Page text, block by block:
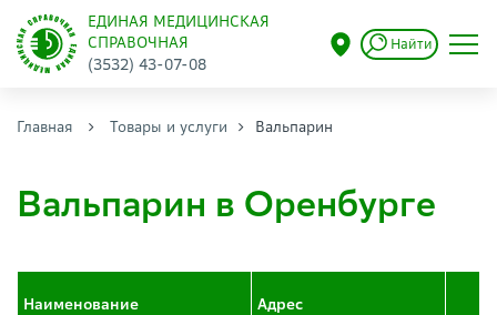
ЕДИНАЯ МЕДИЦИНСКАЯ
СПРАВОЧНАЯ
(3532) 43-07-08
Найти
Главная Товары и услуги Вальпарин
Вальпарин в Оренбурге
Наименование Адрес